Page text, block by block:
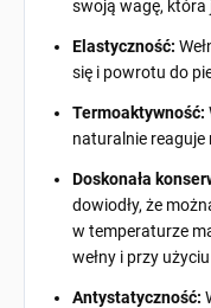
swoją wagę,
Elastyczność:
się i powrotu do
Termoaktywność:
naturalnie reaguje
Doskonała
dowiodły, że
w temperaturze
wełny i przy
Antystatyczność: